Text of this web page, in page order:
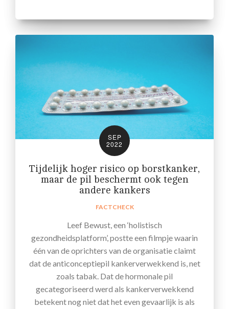
SEP
2022
Tijdelijk hoger risico op borstkanker,
maar de pil beschermt ook tegen
andere kankers
FACTCHECK
Leef Bewust, een ‘holistisch
gezondheidsplatform’, postte een filmpje waarin
één van de oprichters van de organisatie claimt
dat de anticonceptiepil kankerverwekkend is, net
zoals tabak. Dat de hormonale pil
gecategoriseerd werd als kankerverwekkend
betekent nog niet dat het even gevaarlijk is als